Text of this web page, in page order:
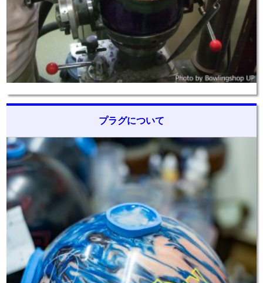
プラグについて